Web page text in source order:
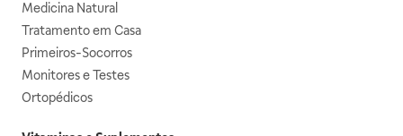
Medicina Natural
Tratamento em Casa
Primeiros-Socorros
Monitores e Testes
Ortopédicos